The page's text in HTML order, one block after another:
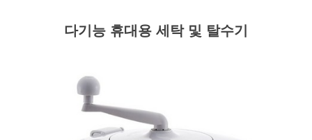
다기능 휴대용 세탁 및 탈수기